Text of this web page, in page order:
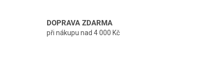
DOPRAVA ZDARMA
při nákupu nad 4 000 Kč